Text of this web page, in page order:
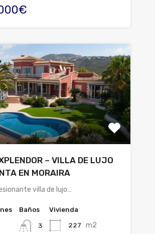
– VILLA DE LUJO
EN MORAIRA
villa de lujo…
Baños
3
Vivienda
227 m2